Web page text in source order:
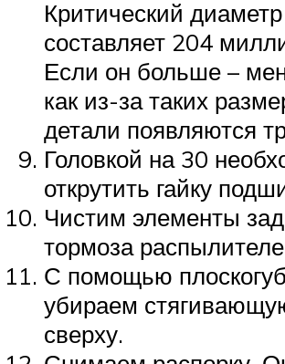
Критический
составляет 204
Если он больше –
как из-за таких
детали появляются
Головкой на 30
открутить гайку
Чистим элементы
тормоза
С помощью
убираем
сверху.